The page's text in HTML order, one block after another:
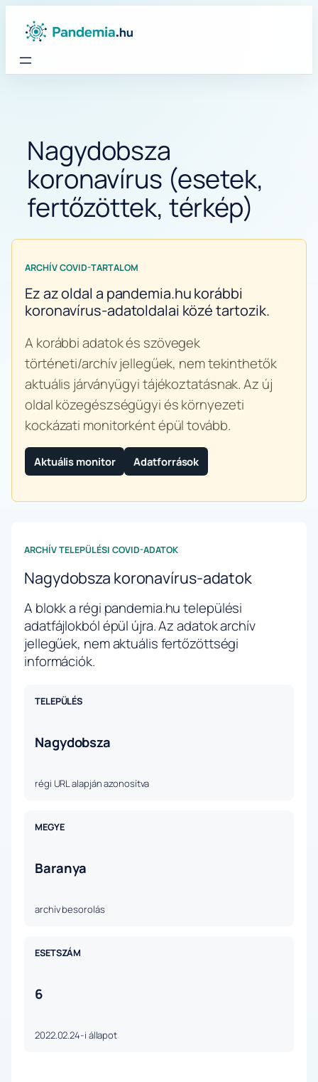
Nagydobsza
koronavírus (esetek,
fertőzöttek, térkép)
ARCHÍV COVID-TARTALOM
Ez az oldal a pandemia.hu korábbi
koronavírus-adatoldalai közé tartozik.
A korábbi adatok és szövegek
történeti/archív jellegűek, nem tekinthetők
aktuális járványügyi tájékoztatásnak. Az új
oldal közegészségügyi és környezeti
kockázati monitorként épül tovább.
Aktuális monitor Adatforrások
ARCHÍV TELEPÜLÉSI COVID-ADATOK
Nagydobsza koronavírus-adatok
A blokk a régi pandemia.hu települési
adatfájlokból épül újra. Az adatok archív
jellegűek, nem aktuális fertőzöttségi
információk.
TELEPÜLÉS
Nagydobsza
régi URL alapján azonosítva
MEGYE
Baranya
archív besorolás
ESETSZÁM
6
2022.02.24-i állapot